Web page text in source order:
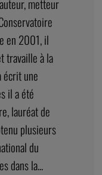
metteur
en 2001, il
travaille à la
écrit une
il a été
lauréat de
plusieurs
du
dans la...